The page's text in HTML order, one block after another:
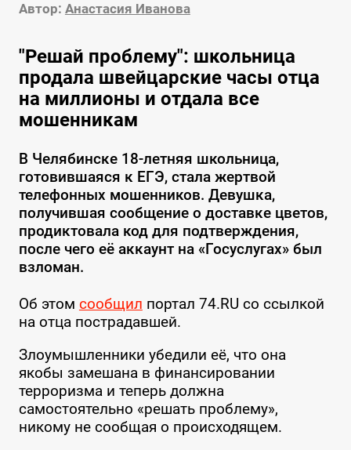
Автор: Анастасия Иванова
"Решай проблему": школьница
продала швейцарские часы отца
на миллионы и отдала все
мошенникам
В Челябинске 18-летняя школьница,
готовившаяся к ЕГЭ, стала жертвой
телефонных мошенников. Девушка,
получившая сообщение о доставке цветов,
продиктовала код для подтверждения,
после чего её аккаунт на «Госуслугах» был
взломан.
Об этом сообщил портал 74.RU со ссылкой
на отца пострадавшей.
Злоумышленники убедили её, что она
якобы замешана в финансировании
терроризма и теперь должна
самостоятельно «решать проблему»,
никому не сообщая о происходящем.